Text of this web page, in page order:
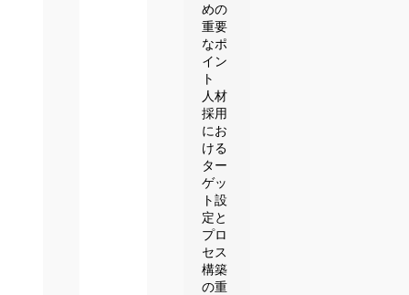
めの
重要
なポ
イン
ト
人材
採用
にお
ける
ター
ゲッ
ト設
定と
プロ
セス
構築
の重